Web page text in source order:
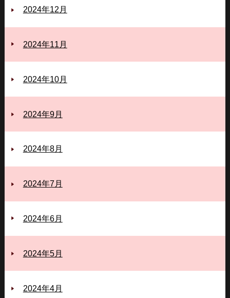
2024年12月
2024年11月
2024年10月
2024年9月
2024年8月
2024年7月
2024年6月
2024年5月
2024年4月